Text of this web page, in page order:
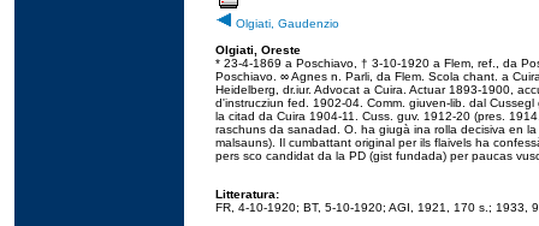
Olgiati, Gaudenzio
Olgiati, Oreste
* 23-4-1869 a Poschiavo, † 3-10-1920 a Flem, ref., da
Poschiavo. ∞ Agnes n. Parli, da Flem. Scola chant. a
Heidelberg, dr.iur. Advocat a Cuira. Actuar 1893-1900,
d'instrucziun fed. 1902-04. Comm. giuven-lib. dal
la citad da Cuira 1904-11. Cuss. guv. 1912-20 (pres.
raschuns da sanadad. O. ha giugà ina rolla decisiva en
malsauns). Il cumbattant original per ils flaivels ha
pers sco candidat da la PD (gist fundada) per paucas
Litteratura:
FR, 4-10-1920; BT, 5-10-1920; AGI, 1921, 170 s.; 1933,